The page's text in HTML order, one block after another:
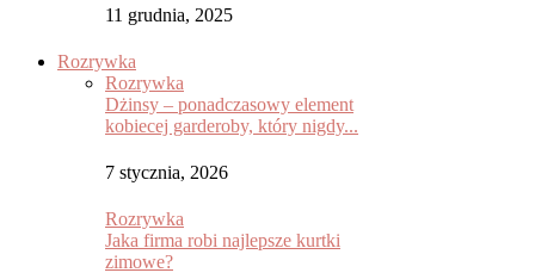
11 grudnia, 2025
Rozrywka
Rozrywka
Dżinsy – ponadczasowy element
kobiecej garderoby, który nigdy...
7 stycznia, 2026
Rozrywka
Jaka firma robi najlepsze kurtki
zimowe?